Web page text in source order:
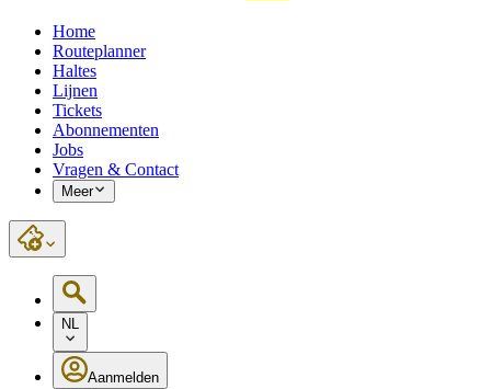
Home
Routeplanner
Haltes
Lijnen
Tickets
Abonnementen
Jobs
Vragen & Contact
Meer
NL
Aanmelden